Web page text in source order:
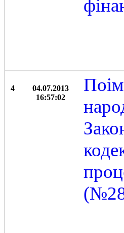
4
04.07.2013
16:57:02